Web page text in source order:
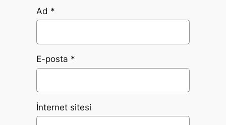
Ad *
E-posta *
İnternet sitesi